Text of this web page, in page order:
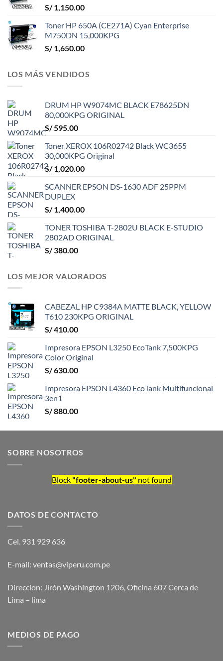
S/1,150.00
Toner HP 650A (CE271A) Cyan Enterprise
M750DN 15,000KPG
S/1,650.00
LOS MÁS VENDIDOS
DRUM HP W9074MC BLACK E78625DN
80,000KPG ORIGINAL
S/595.00
Toner XEROX 106R02742 Black WC3655
30,000KPG Original
S/1,020.00
SCANNER EPSON DS-1630 ADF 25PPM
DUPLEX
S/1,400.00
TONER TOSHIBA T-2802U BLACK E-STUDIO
2802AD ORIGINAL
S/380.00
LOS MEJOR VALORADOS
CABEZAL HP C9384A MATTE BLACK, YELLOW
T610 230KPG ORIGINAL
S/410.00
Impresora EPSON L3250 EcoTank 7,500KPG
Color Original
S/630.00
Impresora EPSON L4360 EcoTank Multifuncional
3en1
S/880.00
SOBRE NOSOTROS
Block "footer-about-us" not found
DATOS DE CONTACTO
Cel. 931 929 636
E-mail: ventas@viperu.com.pe
Direccion: Jirón Washington 1206, Oficina 607 Cerca de
Lima – lima
MEDIOS DE PAGO